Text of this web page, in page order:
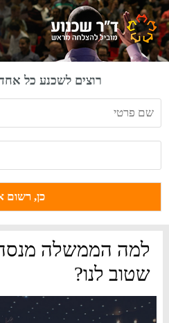
Skip
to
main
Skip
to
primary
Skip
to
footer
רוצים לשכנע כל
למה הממשלה
שטוב לנו?